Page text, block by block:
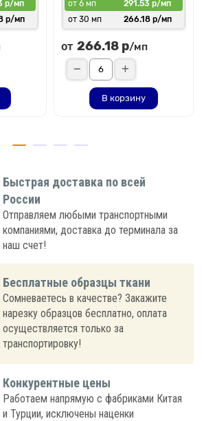
р/мп
р/мп
от 6 мп
291.53 р/мп
от 30 мп
266.18 р/мп
от 266.18 р/мп
В корзину
Быстрая доставка по всей
России
Отправляем любыми транспортными
компаниями, доставка до терминала за
наш счет!
Бесплатные образцы ткани
Сомневаетесь в качестве? Закажите
нарезку образцов бесплатно, оплата
осуществляется только за
транспортировку!
Конкурентные цены
Работаем напрямую с фабриками Китая
и Турции, исключены наценки